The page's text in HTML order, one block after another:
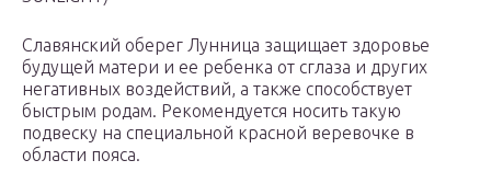
Славянский оберег Лунница защищает здоровье
будущей матери и ее ребенка от сглаза и других
негативных воздействий, а также способствует
быстрым родам. Рекомендуется носить такую
подвеску на специальной красной веревочке в
области пояса.